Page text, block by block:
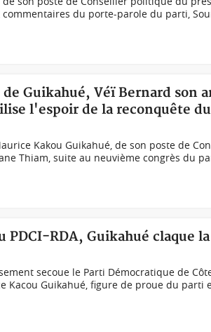
commentaires du porte-parole du parti,
Guikahué, Véï Bernard son
l'espoir de la reconquête du
Kakou Guikahué, de son poste de
Thiam, suite au neuvième congrès du
RDA, Guikahué claque
secoue le Parti Démocratique de
Kacou Guikahué, figure de proue du parti